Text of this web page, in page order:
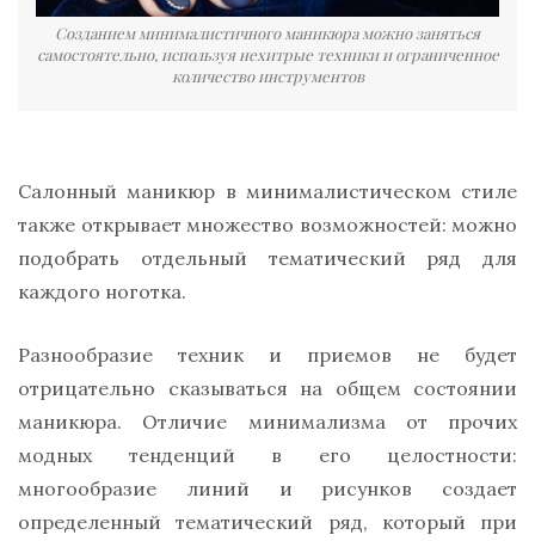
Созданием минималистичного маникюра можно заняться
самостоятельно, используя нехитрые техники и ограниченное
количество инструментов
Салонный маникюр в минималистическом стиле
также открывает множество возможностей: можно
подобрать отдельный тематический ряд для
каждого ноготка.
Разнообразие техник и приемов не будет
отрицательно сказываться на общем состоянии
маникюра. Отличие минимализма от прочих
модных тенденций в его целостности:
многообразие линий и рисунков создает
определенный тематический ряд, который при